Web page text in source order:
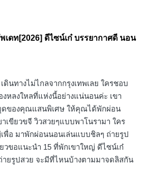
เดท[2026] ดีไซน์เก๋ บรรยากาศดี นอน
ดินทางไม่ไกลจากกรุงเทพเลย ใครชอบ
หลงใหลที่แห่งนี้อย่างแน่นอนค่ะ เขา
ดของคุณแสนพิเศษ ให้คุณได้พักผ่อน
เขียวขจี วิวสวยๆแบบพาโนรามา ใคร
พื่อ มาพักผ่อนนอนเล่นแบบชิลๆ ถ่ายรูป
วขอแนะนำ 15 ที่พักเขาใหญ่ ดีไซน์เก๋
ยรูปสวย จะมีที่ไหนบ้างตามมาจดลิสกัน